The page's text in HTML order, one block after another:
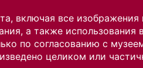
включая все
а также
по согласованию с
целиком или